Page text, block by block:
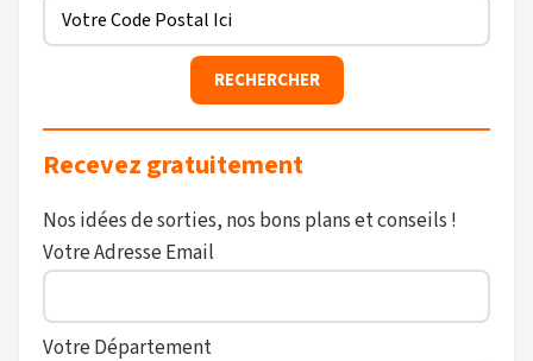
Recevez gratuitement
Nos idées de sorties, nos bons plans et conseils !
Votre Adresse Email
Votre Département